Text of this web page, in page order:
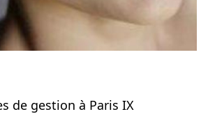
de gestion à Paris IX